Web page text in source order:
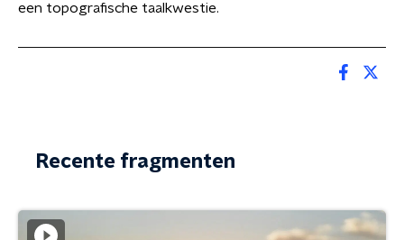
een topografische taalkwestie.
Recente fragmenten